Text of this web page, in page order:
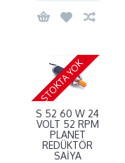
STOKTA YOK
S 52 60 W 24
VOLT 52 RPM
PLANET
REDÜKTÖR
SAİYA